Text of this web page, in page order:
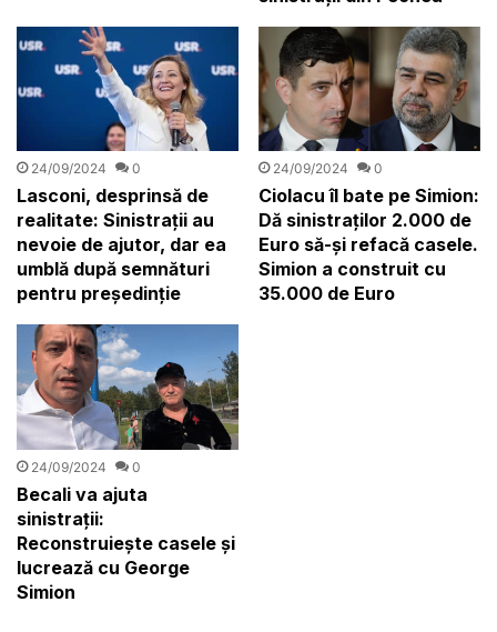
24/09/2024 0
Lasconi, desprinsă de
realitate: Sinistrații au
nevoie de ajutor, dar ea
umblă după semnături
pentru președinție
24/09/2024 0
Ciolacu îl bate pe Simion:
Dă sinistraților 2.000 de
Euro să-și refacă casele.
Simion a construit cu
35.000 de Euro
24/09/2024 0
Becali va ajuta
sinistrații:
Reconstruiește casele și
lucrează cu George
Simion